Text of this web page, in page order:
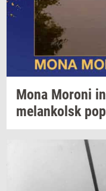
Mona Mor­o­ni
melan­kolskpop